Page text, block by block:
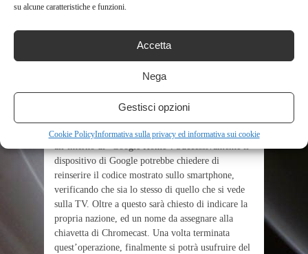
su alcune caratteristiche e funzioni.
Accetta
Nega
Gestisci opzioni
Cookie PolicyInformativa sulla privacy ed informativa sui cookie
occorre prima di tutto scaricareun’applicazione
Google Home”. Quest’ultima è
scaricabile sul proprio cellulare, direttamente dal
negozio “PlayStore”. Il passo successivo è
poi la configurazione dovrebbe essere avviata
semplicemente cliccare sulla figura in alto a destra
all’interno di “Google Home”. Successivamente il
dispositivo di Google potrebbe chiedere di
reinserire il codice mostrato sullo smartphone,
verificando che sia lo stesso di quello che si vede
sulla TV. Oltre a questo sarà chiesto di indicare la
propria nazione, ed un nome da assegnare alla
chiavetta di Chromecast. Una volta terminata
quest’operazione, finalmente si potrà usufruire del